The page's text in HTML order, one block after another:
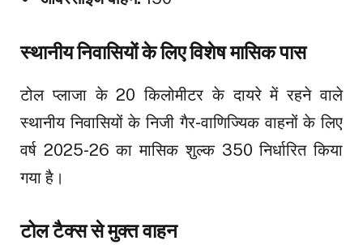
स्थानीय निवासियों के लिए विशेष मासिक पास
टोल प्लाजा के 20 किलोमीटर के दायरे में रहने वाले
स्थानीय निवासियों के निजी गैर-वाणिज्यिक वाहनों के लिए
वर्ष 2025-26 का मासिक शुल्क ₹350 निर्धारित किया
गया है।
टोल टैक्स से मुक्त वाहन